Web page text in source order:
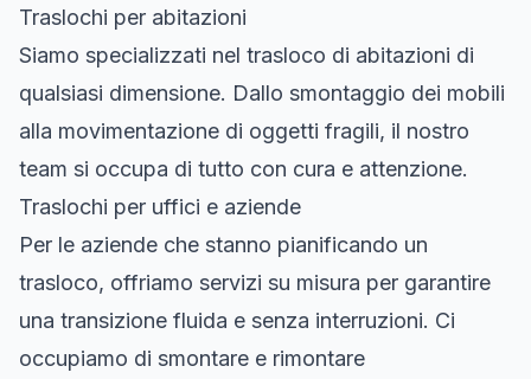
Traslochi per abitazioni
Siamo specializzati nel trasloco di abitazioni di
qualsiasi dimensione. Dallo smontaggio dei mobili
alla movimentazione di oggetti fragili, il nostro
team si occupa di tutto con cura e attenzione.
Traslochi per uffici e aziende
Per le aziende che stanno pianificando un
trasloco, offriamo servizi su misura per garantire
una transizione fluida e senza interruzioni. Ci
occupiamo di smontare e rimontare